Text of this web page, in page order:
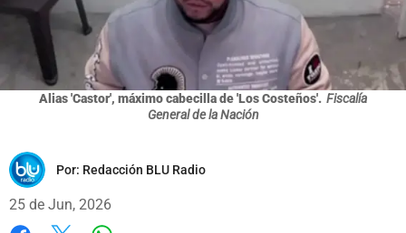
Alias 'Castor', máximo cabecilla de 'Los Costeños'. Fiscalía
General de la Nación
Por: Redacción BLU Radio
25 de Jun, 2026